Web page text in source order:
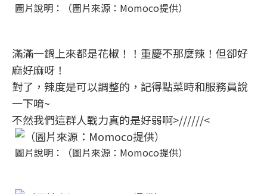
圖片說明：（圖片來源：Momoco提供）
滿滿一鍋上來都是花椒！！重慶不那麼辣！但卻好
麻好麻呀！
對了，辣度是可以調整的，記得點菜時和服務員說
一下唷~
不然我們這群人戰力真的是好弱啊>//////<
圖片說明：（圖片來源：Momoco提供）